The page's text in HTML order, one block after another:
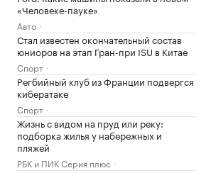
«Человеке-пауке»
Авто
Стал известен окончательный состав
юниоров на этап Гран-при ISU в Китае
Спорт
Регбийный клуб из Франции подвергся
кибератаке
Спорт
Жизнь с видом на пруд или реку:
подборка жилья у набережных и
пляжей
РБК и ПИК Серия плюс